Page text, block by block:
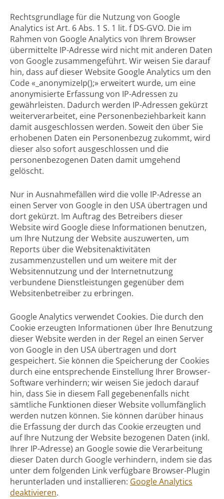
Rechtsgrundlage für die Nutzung von Google
Analytics ist Art. 6 Abs. 1 S. 1 lit. f DS-GVO. Die im
Rahmen von Google Analytics von Ihrem Browser
übermittelte IP-Adresse wird nicht mit anderen Daten
von Google zusammengeführt. Wir weisen Sie darauf
hin, dass auf dieser Website Google Analytics um den
Code «_anonymizeIp();» erweitert wurde, um eine
anonymisierte Erfassung von IP-Adressen zu
gewährleisten. Dadurch werden IP-Adressen gekürzt
weiterverarbeitet, eine Personenbeziehbarkeit kann
damit ausgeschlossen werden. Soweit den über Sie
erhobenen Daten ein Personenbezug zukommt, wird
dieser also sofort ausgeschlossen und die
personenbezogenen Daten damit umgehend
gelöscht.
Nur in Ausnahmefällen wird die volle IP-Adresse an
einen Server von Google in den USA übertragen und
dort gekürzt. Im Auftrag des Betreibers dieser
Website wird Google diese Informationen benutzen,
um Ihre Nutzung der Website auszuwerten, um
Reports über die Websitenaktivitäten
zusammenzustellen und um weitere mit der
Websitennutzung und der Internetnutzung
verbundene Dienstleistungen gegenüber dem
Websitenbetreiber zu erbringen.
Google Analytics verwendet Cookies. Die durch den
Cookie erzeugten Informationen über Ihre Benutzung
dieser Website werden in der Regel an einen Server
von Google in den USA übertragen und dort
gespeichert. Sie können die Speicherung der Cookies
durch eine entsprechende Einstellung Ihrer Browser-
Software verhindern; wir weisen Sie jedoch darauf
hin, dass Sie in diesem Fall gegebenenfalls nicht
sämtliche Funktionen dieser Website vollumfänglich
werden nutzen können. Sie können darüber hinaus
die Erfassung der durch das Cookie erzeugten und
auf Ihre Nutzung der Website bezogenen Daten (inkl.
Ihrer IP-Adresse) an Google sowie die Verarbeitung
dieser Daten durch Google verhindern, indem sie das
unter dem folgenden Link verfügbare Browser-Plugin
herunterladen und installieren: Google Analytics
deaktivieren.